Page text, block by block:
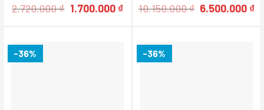
2.720.000₫ Giá
1.700.000 ₫Giá
1.700.000 ₫.
10.150.000₫ Giá
6.500.000 ₫
-36% -36%